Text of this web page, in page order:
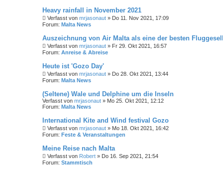
Heavy rainfall in November 2021
Verfasst von mrjasonaut » Do 11. Nov 2021, 17:09
Forum: Malta News
Auszeichnung von Air Malta als eine der besten
Verfasst von mrjasonaut » Fr 29. Okt 2021, 16:57
Forum: Anreise & Abreise
Heute ist 'Gozo Day'
Verfasst von mrjasonaut » Do 28. Okt 2021, 13:44
Forum: Malta News
(Seltene) Wale und Delphine um die Inseln
Verfasst von mrjasonaut » Mo 25. Okt 2021, 12:12
Forum: Malta News
International Kite and Wind festival Gozo
Verfasst von mrjasonaut » Mo 18. Okt 2021, 16:42
Forum: Feste & Veranstaltungen
Meine Reise nach Malta
Verfasst von Robert » Do 16. Sep 2021, 21:54
Forum: Stammtisch